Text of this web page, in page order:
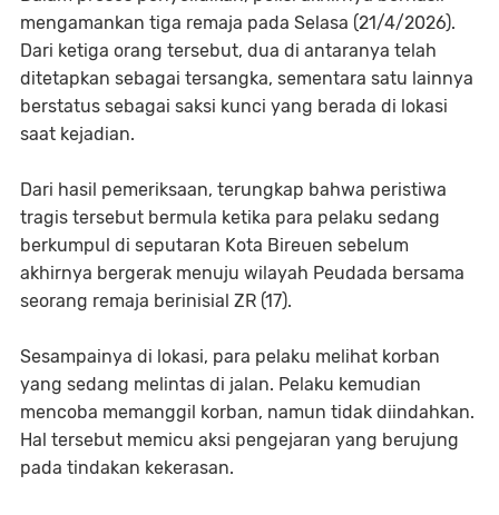
mengamankan tiga remaja pada Selasa (21/4/2026).
Dari ketiga orang tersebut, dua di antaranya telah
ditetapkan sebagai tersangka, sementara satu lainnya
berstatus sebagai saksi kunci yang berada di lokasi
saat kejadian.
Dari hasil pemeriksaan, terungkap bahwa peristiwa
tragis tersebut bermula ketika para pelaku sedang
berkumpul di seputaran Kota Bireuen sebelum
akhirnya bergerak menuju wilayah Peudada bersama
seorang remaja berinisial ZR (17).
Sesampainya di lokasi, para pelaku melihat korban
yang sedang melintas di jalan. Pelaku kemudian
mencoba memanggil korban, namun tidak diindahkan.
Hal tersebut memicu aksi pengejaran yang berujung
pada tindakan kekerasan.